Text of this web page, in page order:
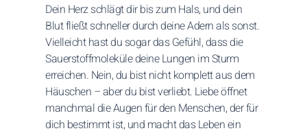
Dein Herz schlägt dir bis zum Hals, und dein
Blut fließt schneller durch deine Adern als sonst.
Vielleicht hast du sogar das Gefühl, dass die
Sauerstoffmoleküle deine Lungen im Sturm
erreichen. Nein, du bist nicht komplett aus dem
Häuschen – aber du bist verliebt. Liebe öffnet
manchmal die Augen für den Menschen, der für
dich bestimmt ist, und macht das Leben ein